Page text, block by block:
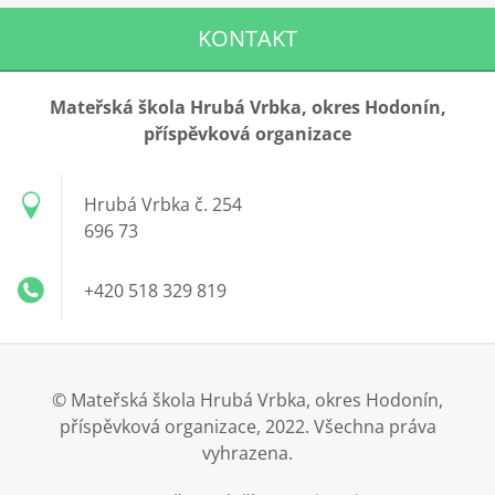
KONTAKT
Mateřská škola Hrubá Vrbka, okres Hodonín,
příspěvková organizace
Hrubá Vrbka č. 254
696 73
+420 518 329 819
© Mateřská škola Hrubá Vrbka, okres Hodonín,
příspěvková organizace, 2022. Všechna práva
vyhrazena.